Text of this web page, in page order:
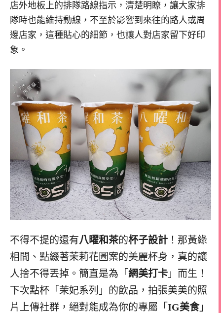
店外地板上的排隊路線指示，清楚明瞭，讓大家排
隊時也能維持動線，不至於影響到來往的路人或周
邊店家，這種貼心的細節，也讓人對店家留下好印
象。
不得不提的還有八曜和茶的杯子設計 ！那黃綠
相間、點綴著茉莉花圖案的美麗杯身，真的讓
人捨不得丟掉。簡直是為「 網美打卡 」而生！
下次點杯「茉妃系列」的飲品，拍張美美的照
片上傳社群，絕對能成為你的專屬「 IG美食」